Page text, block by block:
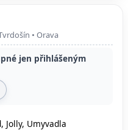
• Orava
jen přihlášeným
Jolly, Umyvadla